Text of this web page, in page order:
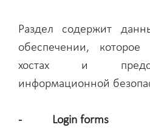
Раздел содержит
обеспечении,
хостах и
информационной
- Login forms